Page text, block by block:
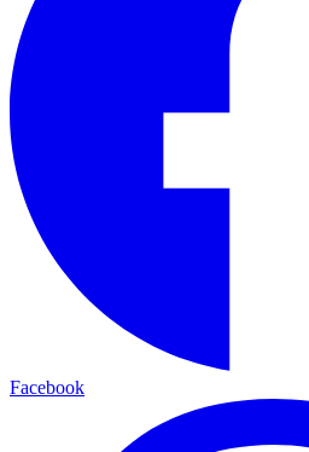
Facebook